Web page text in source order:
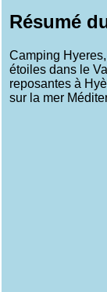
Résumé
Camping
étoiles dans le
reposantes à
sur la mer